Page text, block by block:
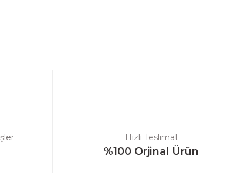
Hızlı Teslimat
%100 Orjinal Ürün